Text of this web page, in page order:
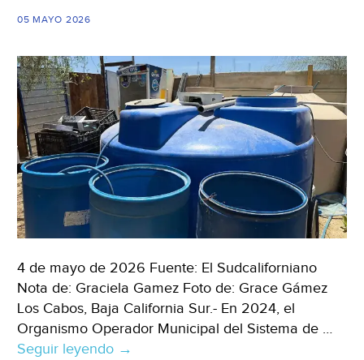
cliente
esté
dispuesto
a
pagarla
(El
País)
05 MAYO 2026
4 de mayo de 2026 Fuente: El Sudcaliforniano
Nota de: Graciela Gamez Foto de: Grace Gámez
Los Cabos, Baja California Sur.- En 2024, el
Organismo Operador Municipal del Sistema de …
Seguir leyendo Baja
→